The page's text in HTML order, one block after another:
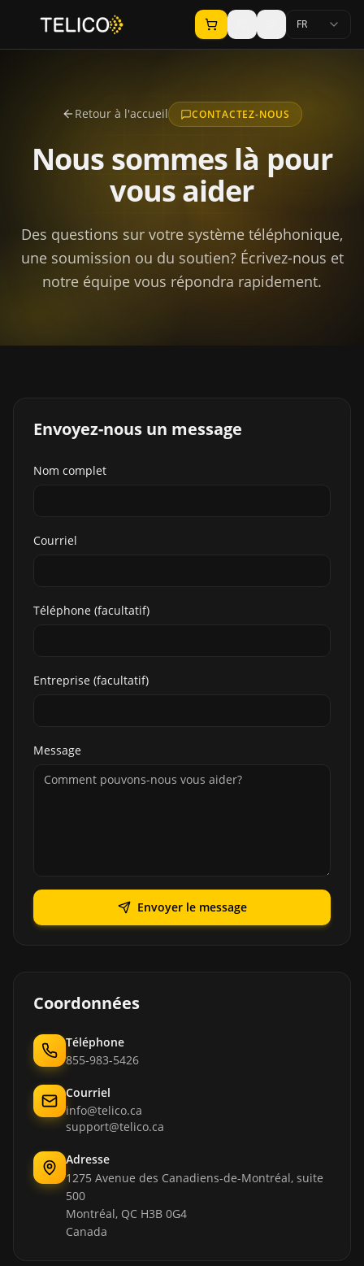
FR
Retour à l'accueil CONTACTEZ-NOUS
Nous sommes là pour
vous aider
Des questions sur votre système téléphonique,
une soumission ou du soutien? Écrivez-nous et
notre équipe vous répondra rapidement.
Envoyez-nous un message
Nom complet
Courriel
Téléphone (facultatif)
Entreprise (facultatif)
Message
Envoyer le message
Coordonnées
Téléphone
855-983-5426
Courriel
info@telico.ca
support@telico.ca
Adresse
1275 Avenue des Canadiens-de-Montréal, suite
500
Montréal, QC H3B 0G4
Canada